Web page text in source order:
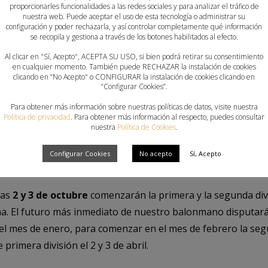
user/FBMCV
2ª Nacional Masculina, las categorías estrella del
FBMCV en arrancar. El fin de semana del 25 y 26 de
para buscar sucesores a los actuales campeones, elCH
Castellón en 2ª Nacional Masculina.
octubre, los días 2 y 3, es la fecha marcada por la
en la
1ª Autonómicamasculina y femenina. 18
fecha marcada para la Final Autonómica que cederá el
y delViveros Más de Valero Alto Palancia en el
2 y 3 de octubre comenzarán la primera y la segunda
El futuro más inmediato de nuestro balonmano
mes de enero, para comenzar en el mes de febrero la
primera división el 2 y 3 de abril.
proporcionarles funcionalidades a las redes sociales y para analizar el tráfico de
nuestra web. Puede aceptar el uso de esta tecnología o administrar su
configuración y poder rechazarla, y así controlar completamente qué información
se recopila y gestiona a través de los botones habilitados al efecto.
Al clicar en "Sí, Acepto", ACEPTA SU USO, si bien podrá retirar su consentimiento
en cualquier momento. También puede RECHAZAR la instalación de cookies
clicando en “No Acepto" o CONFIGURAR la instalación de cookies clicando en
“Configurar Cookies”.
Para obtener más información sobre nuestras políticas de datos, visite nuestra
Política de privacidad. Para obtener más información al respecto, puedes consultar
nuestra Política de Cookies.
Configurar Cookies No acepto Sí, Acepto